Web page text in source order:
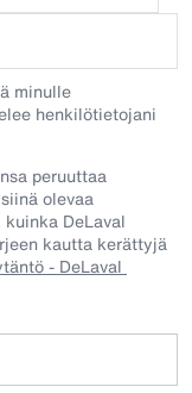
minulle
henkilötietojani
peruuttaa
olevaa
DeLaval
kautta kerättyjä
- DeLaval